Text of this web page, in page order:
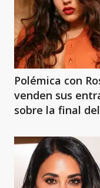
Polémica con
venden sus
sobre la final